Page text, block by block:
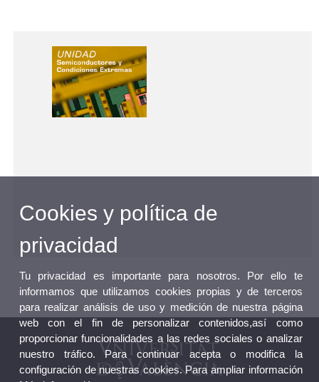
Cookies y política de
privacidad
Tu privacidad es importante para nosotros. Por ello te
informamos que utilizamos cookies propias y de terceros
para realizar análisis de uso y medición de nuestra página
web con el fin de personalizar contenidos,así como
proporcionar funcionalidades a las redes sociales o analizar
nuestro tráfico. Para continuar acepta o modifica la
configuración de nuestras cookies. Para ampliar información